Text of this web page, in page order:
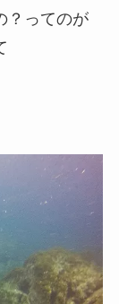
？ってのが